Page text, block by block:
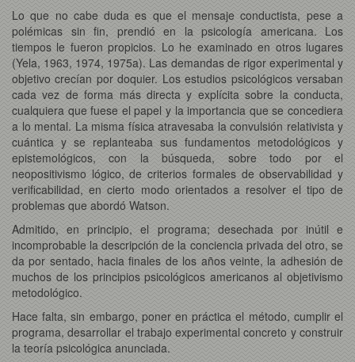
Lo que no cabe duda es que el mensaje conductista, pese a
polémicas sin fin, prendió en la psicología americana. Los
tiempos le fueron propicios. Lo he examinado en otros lugares
(Yela, 1963, 1974, 1975a). Las demandas de rigor experimental y
objetivo crecían por doquier. Los estudios psicológicos versaban
cada vez de forma más directa y explícita sobre la conducta,
cualquiera que fuese el papel y la importancia que se concediera
a lo mental. La misma física atravesaba la convulsión relativista y
cuántica y se replanteaba sus fundamentos metodológicos y
epistemológicos, con la búsqueda, sobre todo por el
neopositivismo lógico, de criterios formales de observabilidad y
verificabilidad, en cierto modo orientados a resolver el tipo de
problemas que abordó Watson.
Admitido, en principio, el programa; desechada por inútil e
incomprobable la descripción de la conciencia privada del otro, se
da por sentado, hacia finales de los años veinte, la adhesión de
muchos de los principios psicológicos americanos al objetivismo
metodológico.
Hace falta, sin embargo, poner en práctica el método, cumplir el
programa, desarrollar el trabajo experimental concreto y construir
la teoría psicológica anunciada.